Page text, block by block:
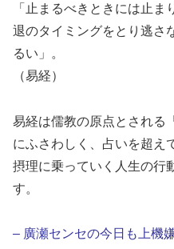
「止まるべきときには止
退のタイミングをとり逃さ
るい」。
（易経）
易経は儒教の原点とされる
にふさわしく、占いを超え
摂理に乗っていく人生の行
す。
– 廣瀬センセの今日も上機